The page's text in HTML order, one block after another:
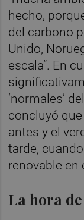
hecho,
del carbono
Unido,
escala”. En
‘normales’
concluyó
antes y el
tarde,
renovable en
La hora